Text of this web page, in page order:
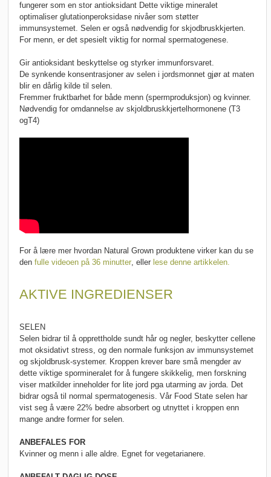
fungerer som en stor antioksidant Dette viktige mineralet
optimaliser glutationperoksidase nivåer som støtter
immunsystemet. Selen er også nødvendig for skjodbruskkjerten.
For menn, er det spesielt viktig for normal spermatogenese.
Gir antioksidant beskyttelse og styrker immunforsvaret.
De synkende konsentrasjoner av selen i jordsmonnet gjør at maten
blir en dårlig kilde til selen.
Fremmer fruktbarhet for både menn (spermproduksjon) og kvinner.
Nødvendig for omdannelse av skjoldbruskkjertelhormonene (T3
ogT4)
For å lære mer hvordan Natural Grown produktene virker kan du se
den fulle videoen på 36 minutter, eller lese denne artikkelen.
AKTIVE INGREDIENSER
SELEN
Selen bidrar til å opprettholde sundt hår og negler, beskytter cellene
mot oksidativt stress, og den normale funksjon av immunsystemet
og skjoldbrusk-systemer. Kroppen krever bare små mengder av
dette viktige spormineralet for å fungere skikkelig, men forskning
viser matkilder inneholder for lite jord pga utarming av jorda. Det
bidrar også til normal spermatogenesis. Vår Food State selen har
vist seg å være 22% bedre absorbert og utnyttet i kroppen enn
mange andre former for selen.
ANBEFALES FOR
Kvinner og menn i alle aldre. Egnet for vegetarianere.